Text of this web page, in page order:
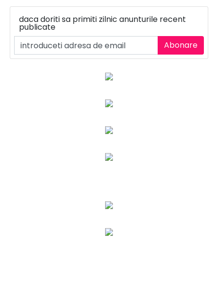
daca doriti sa primiti zilnic anunturile recent
publicate